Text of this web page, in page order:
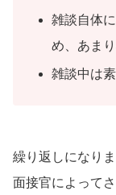
雑談自体
め、あま
雑談中は
繰り返しになり
面接官によってさ